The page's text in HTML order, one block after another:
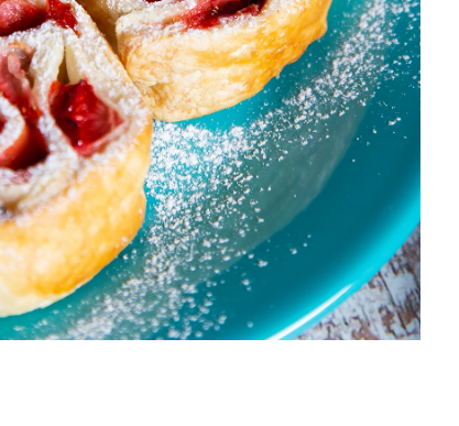
AGENDA DE CURSOS
ACESSO PARA PARCEIROS